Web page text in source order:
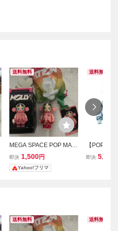
送料無料
MEGA SPACE POP MAR
T MOLLY フィギュア 桃
子2026
即決 1,500円
Yahoo!フリマ
送料無料
【POP
ア】MEGA
即決 5,080
送料無料 送料無料